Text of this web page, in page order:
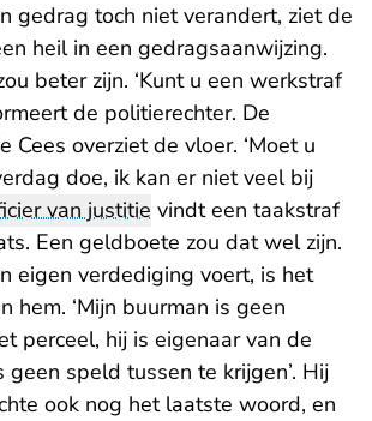
gedrag toch niet verandert, ziet de
heil in een gedragsaanwijzing.
beter zijn. ‘Kunt u een werkstraf
de politierechter. De
Cees overziet de vloer. ‘Moet u
doe, ik kan er niet veel bij
van justitie vindt een taakstraf
Een geldboete zou dat wel zijn.
eigen verdediging voert, is het
hem. ‘Mijn buurman is geen
perceel, hij is eigenaar van de
geen speld tussen te krijgen’. Hij
ook nog het laatste woord, en